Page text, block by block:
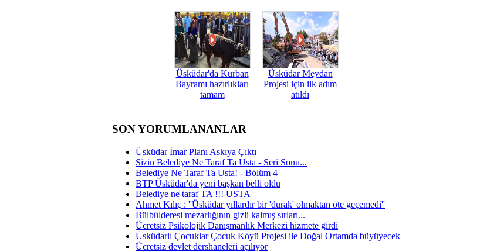
Üsküdar'da Kurban
Bayramı hazırlıkları
tamam
Üsküdar Meydan
Projesi için ilk adım
atıldı
SON YORUMLANANLAR
Üsküdar İmar Planı Askıya Çıktı
Sizin Belediye Ne Taraf Ta Usta - Seri Sonu...
Belediye Ne Taraf Ta Usta! - Bölüm 4
BTP Üsküdar'da yeni başkan belli oldu
Belediye ne taraf TA !!! USTA
Ahmet Kılıç : ''Üsküdar yıllardır bir 'durak' olmaktan öte geçemedi''
Bülbülderesi mezarlığının gizli kalmış sırları...
Ücretsiz Psikolojik Danışmanlık Merkezi hizmete girdi
Üsküdarlı Çocuklar Çocuk Köyü Projesi ile Doğal Ortamda büyüyecek
Ücretsiz devlet dershaneleri açılıyor